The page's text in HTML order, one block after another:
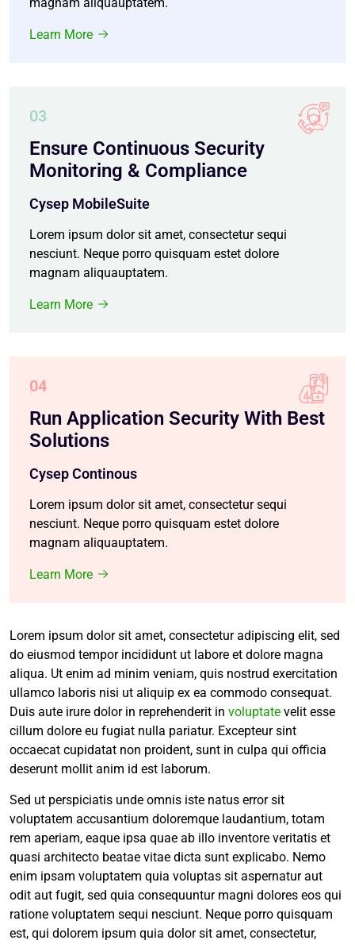
Learn More
03
Ensure Continuous Security
Monitoring & Compliance
Cysep MobileSuite
Lorem ipsum dolor sit amet, consectetur sequi
nesciunt. Neque porro quisquam estet dolore
magnam aliquauptatem.
Learn More
04
Run Application Security With Best
Solutions
Cysep Continous
Lorem ipsum dolor sit amet, consectetur sequi
nesciunt. Neque porro quisquam estet dolore
magnam aliquauptatem.
Learn More
Lorem ipsum dolor sit amet, consectetur adipiscing elit, sed
do eiusmod tempor incididunt ut labore et dolore magna
aliqua. Ut enim ad minim veniam, quis nostrud exercitation
ullamco laboris nisi ut aliquip ex ea commodo consequat.
Duis aute irure dolor in reprehenderit in voluptate velit esse
cillum dolore eu fugiat nulla pariatur. Excepteur sint
occaecat cupidatat non proident, sunt in culpa qui officia
deserunt mollit anim id est laborum.
Sed ut perspiciatis unde omnis iste natus error sit
voluptatem accusantium doloremque laudantium, totam
rem aperiam, eaque ipsa quae ab illo inventore veritatis et
quasi architecto beatae vitae dicta sunt explicabo. Nemo
enim ipsam voluptatem quia voluptas sit aspernatur aut
odit aut fugit, sed quia consequuntur magni dolores eos qui
ratione voluptatem sequi nesciunt. Neque porro quisquam
est, qui dolorem ipsum quia dolor sit amet, consectetur,